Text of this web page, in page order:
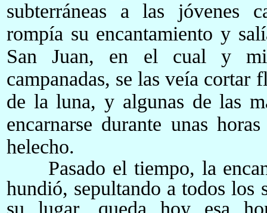
subterráneas a las jóvenes
rompía su encantamiento y
San Juan, en el cual y
campanadas, se las veía cortar
de la luna, y algunas de las
encarnarse durante unas
helecho.
Pasado el tiempo, la
hundió, sepultando a todos los